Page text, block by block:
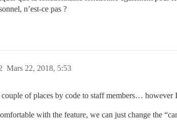
n’est-ce pas ?
Mars 22, 2018, 5:53
of places by code to staff members…
with the feature, we can just change the